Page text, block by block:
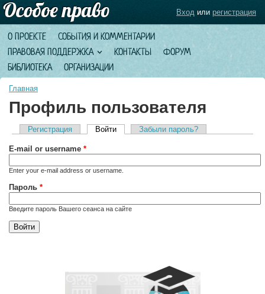
О ПРОЕКТЕ
СОБЫТИЯ И КОММЕНТАРИИ
ПРАВОВАЯ ПОДДЕРЖКА
КОНТАКТЫ
ФОРУМ
БИБЛИОТЕКА
ОРГАНИЗАЦИИ
Вход или регистрация
Главная
Профиль пользователя
Главные вкладки
Регистрация Войти(активная вкладка)
Забыли пароль?
E-mail or username *
Enter your e-mail address or username.
Пароль *
Введите пароль Вашего сеанса на сайте